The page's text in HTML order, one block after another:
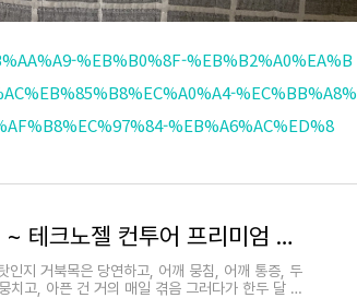
%EB%B0%8F-%EB%B2%A0%EA%B
%EC%BB%A8%
%EB%A6%AC%ED%8
거북목 및 베개 고민 ~ 테크노젤 컨투어 프리미엄 리퍼
인지 거북목은 당연하고, 어깨 뭉침, 어깨 통증, 두
치고, 아픈 건 거의 매일 겪음 그러다가 한두 달 넘